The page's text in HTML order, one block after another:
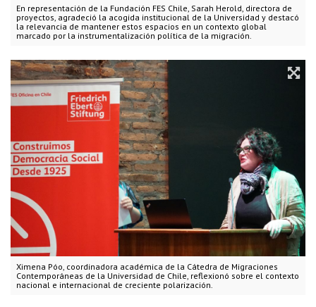
En representación de la Fundación FES Chile, Sarah Herold, directora de
proyectos, agradeció la acogida institucional de la Universidad y destacó
la relevancia de mantener estos espacios en un contexto global
marcado por la instrumentalización política de la migración.
Ximena Póo, coordinadora académica de la Cátedra de Migraciones
Contemporáneas de la Universidad de Chile, reflexionó sobre el contexto
nacional e internacional de creciente polarización.